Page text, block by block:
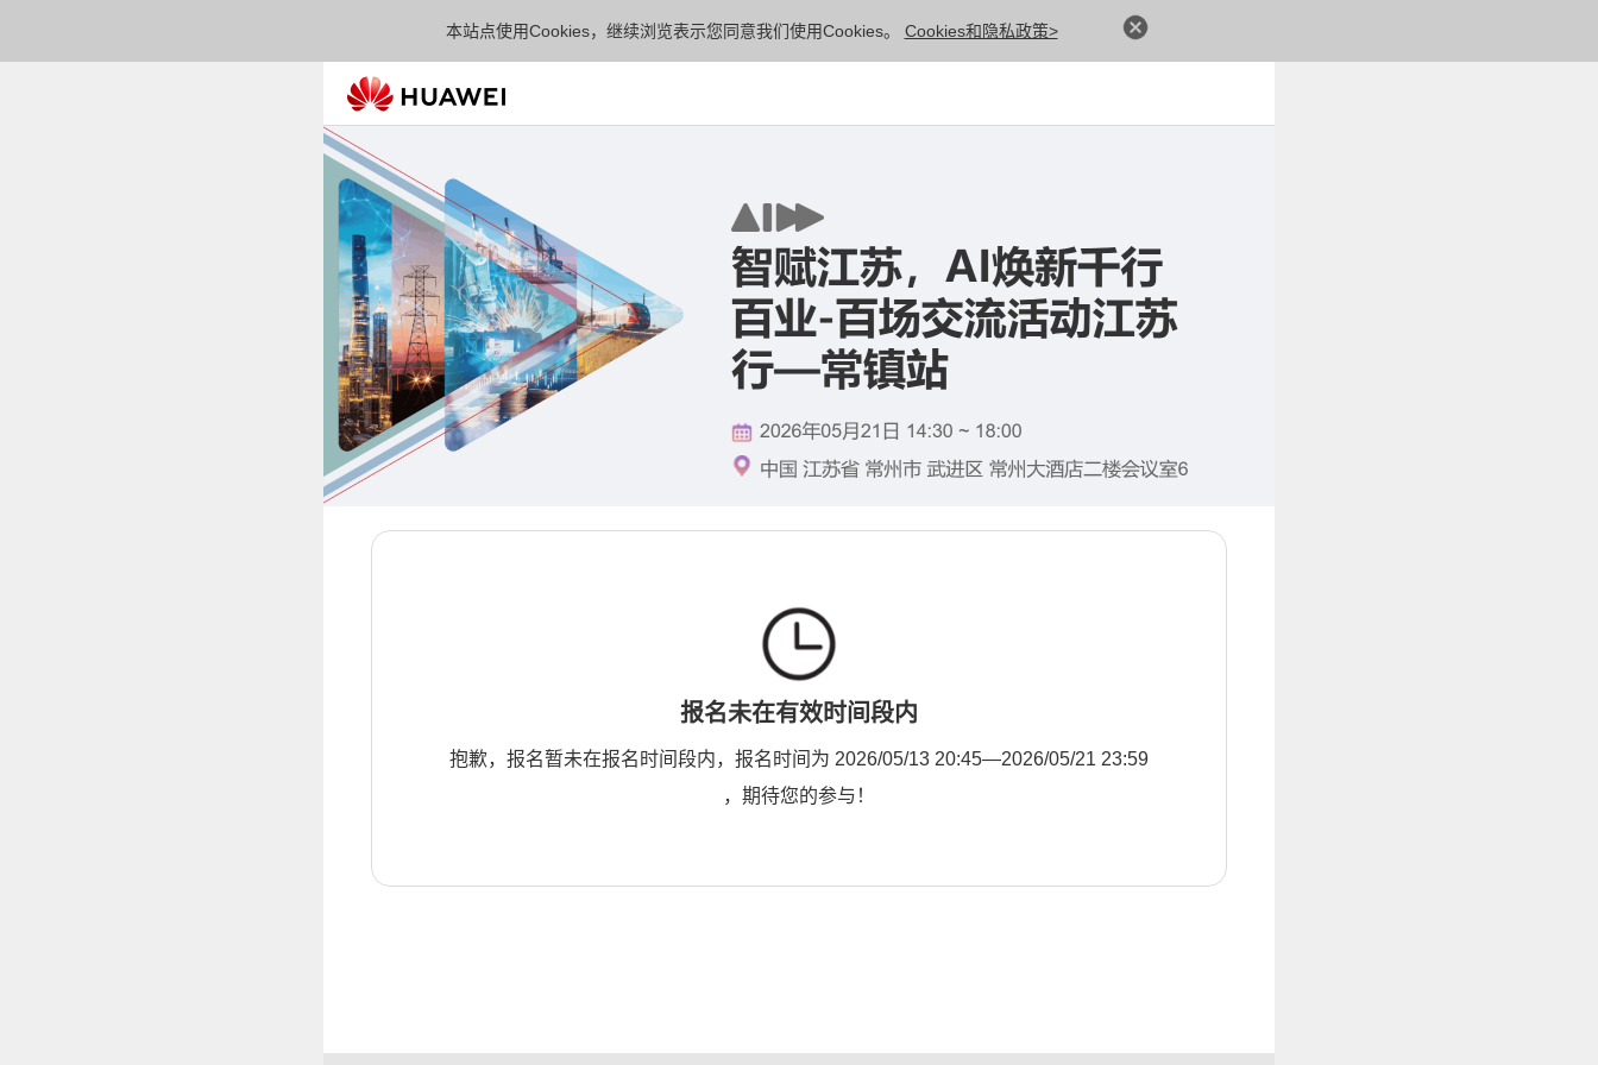
本站点使用Cookies，继续浏览表示您同意我们使用Cookies。 Cookies和隐私政策>
报名未在有效时间段内
抱歉，报名暂未在报名时间段内，报名时间为 2026/05/13 20:45—2026/05/21 23:59
，期待您的参与！